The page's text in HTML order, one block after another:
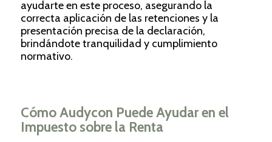
ayudarte en este proceso, asegurando la
correcta aplicación de las retenciones y la
presentación precisa de la declaración,
brindándote tranquilidad y cumplimiento
normativo.
Cómo Audycon Puede Ayudar en el
Impuesto sobre la Renta